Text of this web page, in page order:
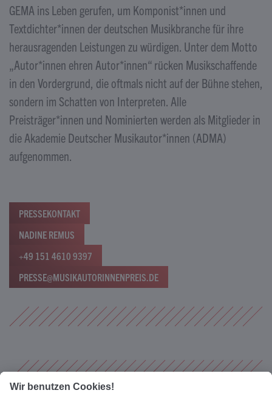
GEMA ins Leben gerufen, um Komponist*innen und
Textdichter*innen der deutschen Musikbranche für ihre
herausragenden Leistungen zu würdigen. Unter dem Motto
„Autor*innen ehren Autor*innen“ rücken Musikschaffende
in den Vordergrund, die oftmals nicht auf der Bühne stehen,
sondern im Schatten von Interpreten. Alle
Preisträger*innen und Nominierten werden als Mitglieder in
die Akademie Deutscher Musikautor*innen (ADMA)
aufgenommen.
PRESSEKONTAKT
NADINE REMUS
+49 151 4610 9397
PRESSE@MUSIKAUTORINNENPREIS.DE